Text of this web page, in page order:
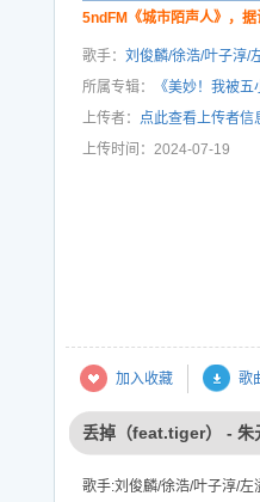
5ndFM《城市陌声人》，据
歌手： 刘俊麟/徐浩/叶子淳/
所属专辑：
《美妙！我被五
上传者： 点此查看上传者信
上传时间：2024-07-19
加入收藏 歌
丢掉（feat.tiger） - 朱
歌手:刘俊麟/徐浩/叶子淳/左